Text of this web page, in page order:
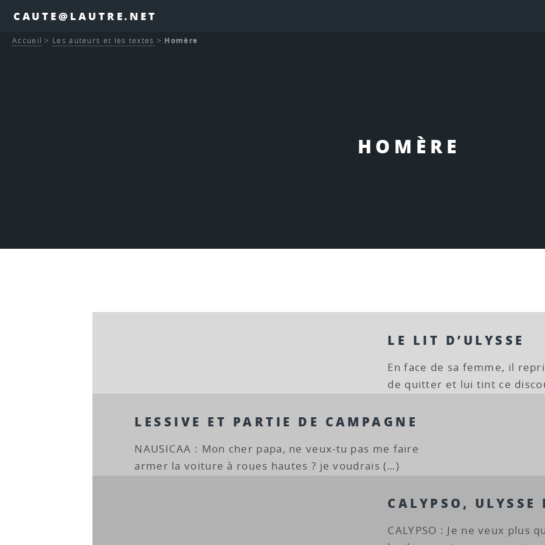
CAUTE@LAUTRE.NET
HOMÈRE
Accueil > Les auteurs et les textes > Homère
LE LIT D’ULYSSE
En face de sa femme, il
de quitter et lui tint ce
LESSIVE ET PARTIE DE CAMPAGNE
NAUSICAA : Mon cher papa, ne veux-tu pas me faire
armer la voiture à roues hautes ? je voudrais (…)
CALYPSO, ULYSSE
CALYPSO : Je ne veux plus